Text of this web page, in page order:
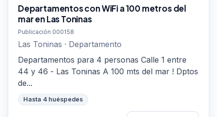
Departamentos con WiFi a 100 metros del
mar en Las Toninas
Publicación 000158
Las Toninas · Departamento
Departamentos para 4 personas Calle 1 entre
44 y 46 - Las Toninas A 100 mts del mar ! Dptos
de...
Hasta 4 huéspedes